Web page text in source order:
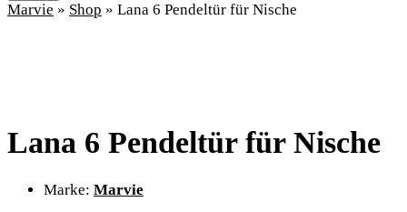
Marvie » Shop » Lana 6 Pendeltür für Nische
Lana 6 Pendeltür für Nische
Marke: Marvie